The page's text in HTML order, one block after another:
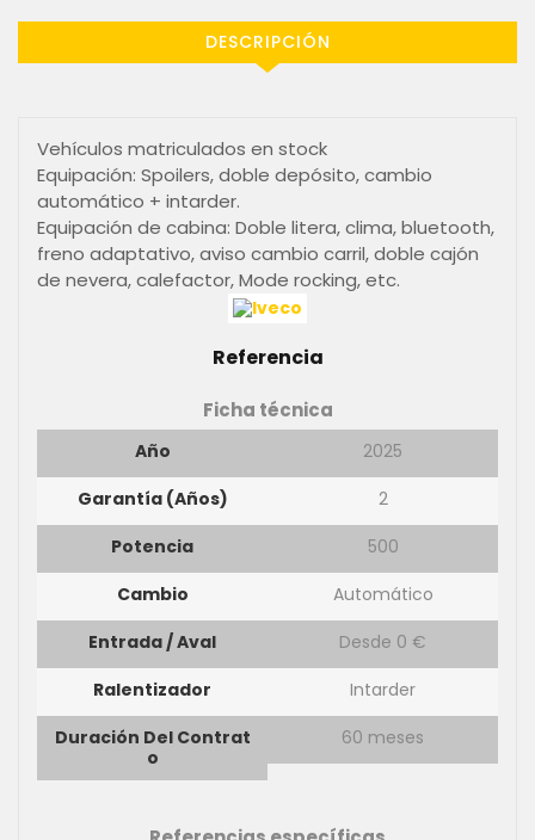
DESCRIPCIÓN
Vehículos matriculados en stock
Equipación: Spoilers, doble depósito, cambio
automático + intarder.
Equipación de cabina: Doble litera, clima, bluetooth,
freno adaptativo, aviso cambio carril, doble cajón
de nevera, calefactor, Mode rocking, etc.
Referencia
Ficha técnica
Año
2025
Garantía (años)
2
Potencia
500
Cambio
Automático
Entrada / Aval
Desde 0 €
Ralentizador
Intarder
Duración Del Contrat
O
60 meses